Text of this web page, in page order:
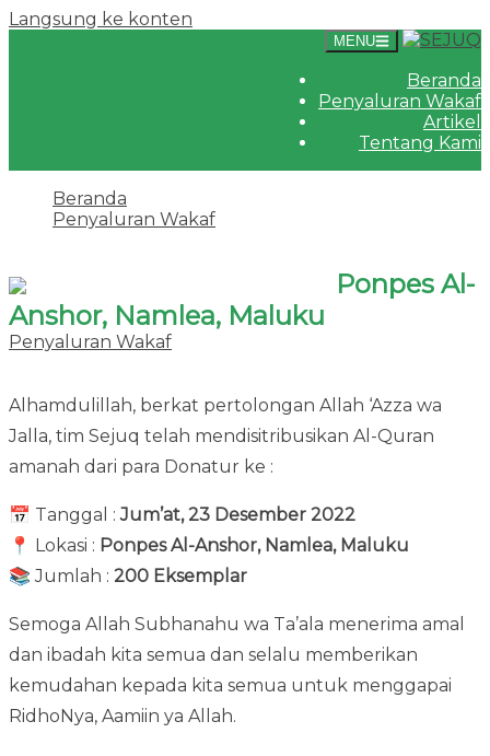
Langsung ke konten
MENU
Beranda
Penyaluran Wakaf
Artikel
Tentang Kami
Beranda
Penyaluran Wakaf
Ponpes Al-
Anshor, Namlea, Maluku
Penyaluran Wakaf
Alhamdulillah, berkat pertolongan Allah ‘Azza wa
Jalla, tim Sejuq telah mendisitribusikan Al-Quran
amanah dari para Donatur ke :
📅 Tanggal : Jum’at, 23 Desember 2022
📍 Lokasi : Ponpes Al-Anshor, Namlea, Maluku
📚 Jumlah : 200 Eksemplar
Semoga Allah Subhanahu wa Ta’ala menerima amal
dan ibadah kita semua dan selalu memberikan
kemudahan kepada kita semua untuk menggapai
RidhoNya, Aamiin ya Allah.